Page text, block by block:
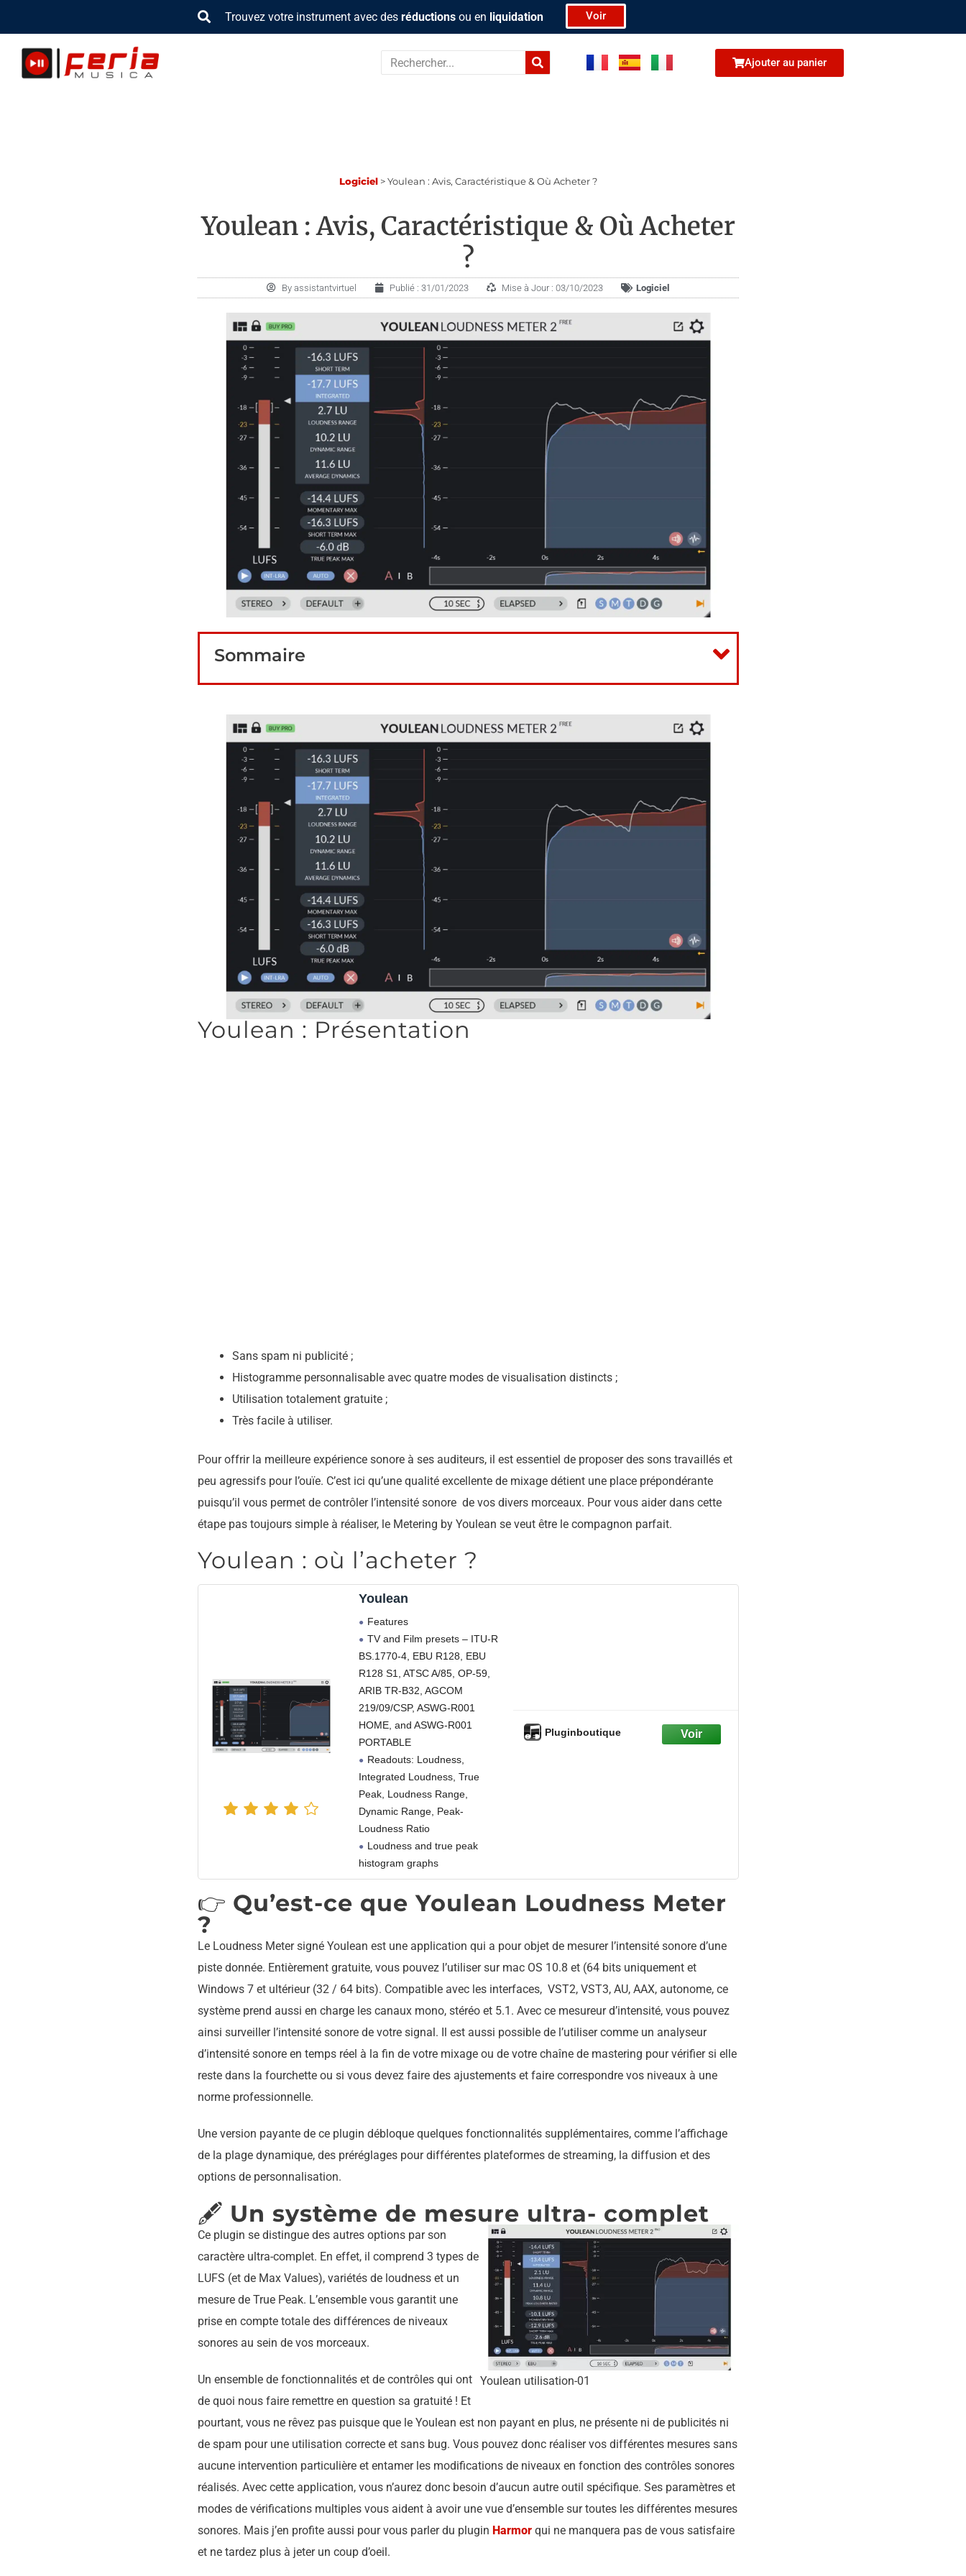
Trouvez votre instrument avec desréductions ou en liquidation Voir
Rechercher Ajouter au panier
Logiciel> Youlean : Avis, Caractéristique & Où Acheter ?
Youlean : Avis, Caractéristique & Où Acheter
?
Byassistantvirtuel Publié : 31/01/2023 Mise à Jour : 03/10/2023 Logiciel
Sommaire
Youlean : Présentation
Sans spam ni publicité ;
Histogramme personnalisable avec quatre modes de visualisation distincts ;
Utilisation totalement gratuite ;
Très facile à utiliser.
Pour offrir la meilleure expérience sonore à ses auditeurs, il est essentiel de proposer des sons travaillés et
peu agressifs pour l’ouïe. C’est ici qu’une qualité excellente de mixage détient une place prépondérante
puisqu’il vous permet de contrôler l’intensité sonore de vos divers morceaux. Pour vous aider dans cette
étape pas toujours simple à réaliser, le Metering by Youlean se veut être le compagnon parfait.
Youlean : où l’acheter ?
Youlean
Features
TV and Film presets – ITU-R
BS.1770-4, EBU R128, EBU
R128 S1, ATSC A/85, OP-59,
ARIB TR-B32, AGCOM
219/09/CSP, ASWG-R001
HOME, and ASWG-R001
PORTABLE
Readouts: Loudness,
Integrated Loudness, True
Peak, Loudness Range,
Dynamic Range, Peak-
Loudness Ratio
Loudness and true peak
histogram graphs
Pluginboutique
👉️ Qu’est-ce que Youlean Loudness Meter
?
Le Loudness Meter signé Youlean est une application qui a pour objet de mesurer l’intensité sonore d’une
piste donnée. Entièrement gratuite, vous pouvez l’utiliser sur mac OS 10.8 et (64 bits uniquement et
Windows 7 et ultérieur (32 / 64 bits). Compatible avec les interfaces, VST2, VST3, AU, AAX, autonome, ce
système prend aussi en charge les canaux mono, stéréo et 5.1. Avec ce mesureur d’intensité, vous pouvez
ainsi surveiller l’intensité sonore de votre signal. Il est aussi possible de l’utiliser comme un analyseur
d’intensité sonore en temps réel à la fin de votre mixage ou de votre chaîne de mastering pour vérifier si elle
reste dans la fourchette ou si vous devez faire des ajustements et faire correspondre vos niveaux à une
norme professionnelle.
Une version payante de ce plugin débloque quelques fonctionnalités supplémentaires, comme l’affichage
de la plage dynamique, des préréglages pour différentes plateformes de streaming, la diffusion et des
options de personnalisation.
🖋️ Un système de mesure ultra- complet
Youlean utilisation-01
Ce plugin se distingue des autres options par son
caractère ultra-complet. En effet, il comprend 3 types de
LUFS (et de Max Values), variétés de loudness et un
mesure de True Peak. L’ensemble vous garantit une
prise en compte totale des différences de niveaux
sonores au sein de vos morceaux.
Un ensemble de fonctionnalités et de contrôles qui ont
de quoi nous faire remettre en question sa gratuité ! Et
pourtant, vous ne rêvez pas puisque que le Youlean est non payant en plus, ne présente ni de publicités ni
de spam pour une utilisation correcte et sans bug. Vous pouvez donc réaliser vos différentes mesures sans
aucune intervention particulière et entamer les modifications de niveaux en fonction des contrôles sonores
réalisés. Avec cette application, vous n’aurez donc besoin d’aucun autre outil spécifique. Ses paramètres et
modes de vérifications multiples vous aident à avoir une vue d’ensemble sur toutes les différentes mesures
sonores. Mais j’en profite aussi pour vous parler du plugin Harmorqui ne manquera pas de vous satisfaire
et ne tardez plus à jeter un coup d’oeil.